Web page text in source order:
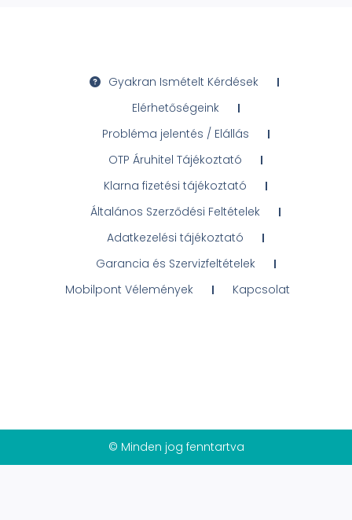
Gyakran Ismételt Kérdések
Elérhetőségeink
Probléma jelentés / Elállás
OTP Áruhitel Tájékoztató
Klarna fizetési tájékoztató
Általános Szerződési Feltételek
Adatkezelési tájékoztató
Garancia és Szervizfeltételek
Mobilpont Vélemények
Kapcsolat
© Minden jog fenntartva